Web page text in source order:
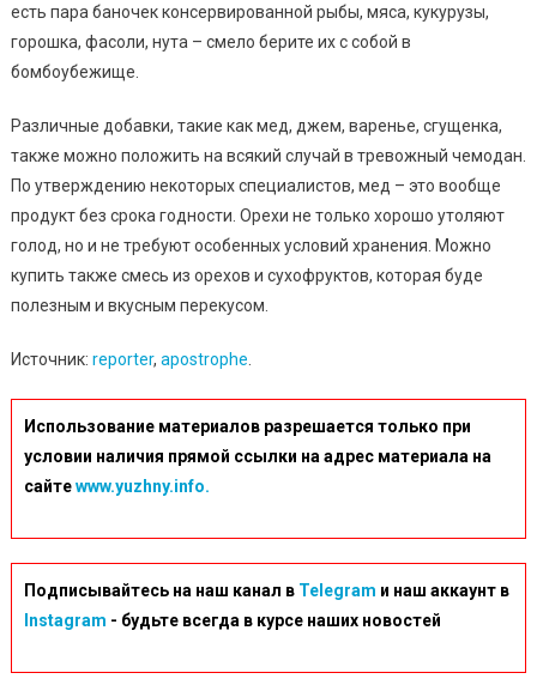
есть пара баночек консервированной рыбы, мяса, кукурузы,
горошка, фасоли, нута – смело берите их с собой в
бомбоубежище.
Различные добавки, такие как мед, джем, варенье, сгущенка,
также можно положить на всякий случай в тревожный чемодан.
По утверждению некоторых специалистов, мед – это вообще
продукт без срока годности. Орехи не только хорошо утоляют
голод, но и не требуют особенных условий хранения. Можно
купить также смесь из орехов и сухофруктов, которая буде
полезным и вкусным перекусом.
Источник: reporter, apostrophe
Использование материалов разрешается только при
условии наличия прямой ссылки на адрес материала на
сайтеwww.yuzhny.info.
Подписывайтесь на наш канал в Telegram и наш аккаунт в
Instagram - будьте всегда в курсе наших новостей